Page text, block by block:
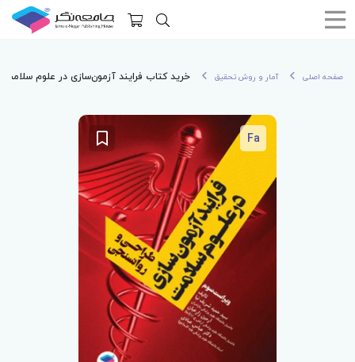
صفحه اصلی آمار و روش تحقیق خرید کتاب فرایند آزمون‌سازی در علوم
Fa